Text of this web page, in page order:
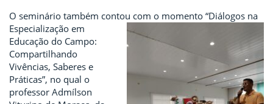
O seminário também contou com o momento “Diálogos na
Especialização em
Educação do Campo:
Compartilhando
Vivências, Saberes e
Práticas”, no qual o
professor Admílson